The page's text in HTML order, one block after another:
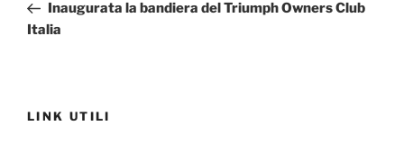
Inaugurata la bandiera del Triumph Owners Club
Italia
LINK UTILI